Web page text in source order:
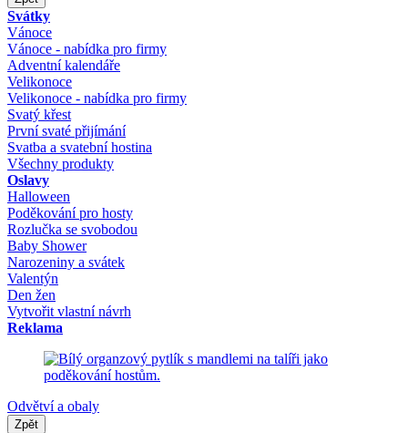
Svátky
Vánoce
Vánoce - nabídka pro firmy
Adventní kalendáře
Velikonoce
Velikonoce - nabídka pro firmy
Svatý křest
První svaté přijímání
Svatba a svatební hostina
Všechny produkty
Oslavy
Halloween
Poděkování pro hosty
Rozlučka se svobodou
Baby Shower
Narozeniny a svátek
Valentýn
Den žen
Vytvořit vlastní návrh
Reklama
Odvětví a obaly
Zpět